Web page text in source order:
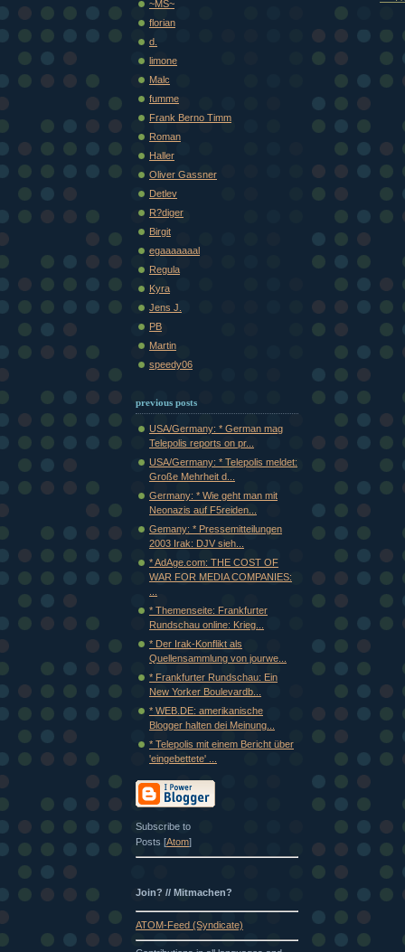
~MS~
florian
d.
limone
Malc
fumme
Frank Berno Timm
Roman
Haller
Oliver Gassner
Detlev
R?diger
Birgit
egaaaaaaal
Regula
Kyra
Jens J.
PB
Martin
speedy06
previous posts
USA/Germany: * German mag
Telepolis reports on pr...
USA/Germany: * Telepolis meldet:
Große Mehrheit d...
Germany: * Wie geht man mit
Neonazis auf F5reiden...
Gemany: * Pressemitteilungen
2003 Irak: DJV sieh...
* AdAge.com: THE COST OF
WAR FOR MEDIA COMPANIES:
* Themenseite: Frankfurter
Rundschau online: Krieg...
* Der Irak-Konflikt als
Quellensammlung von jourwe...
* Frankfurter Rundschau: Ein
New Yorker Boulevardb...
* WEB.DE: amerikanische
Blogger halten dei Meinung...
* Telepolis mit einem Bericht über
'eingebettete' ...
Subscribe to
Posts [Atom]
Join? // Mitmachen?
ATOM-Feed (Syndicate)